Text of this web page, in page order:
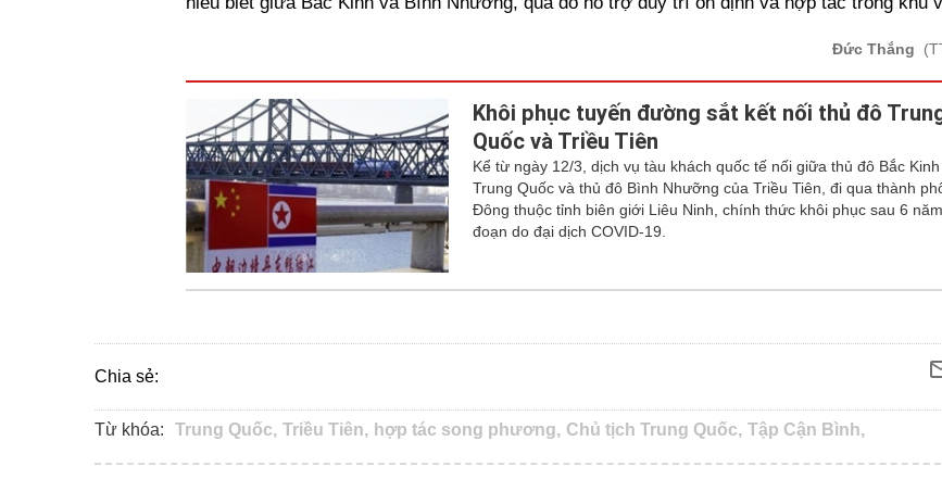
Đức Thắng
Khôi phục tuyến đường sắt kết nối thủ đô
Quốc và Triều Tiên
Kể từ ngày 12/3, dịch vụ tàu khách quốc tế nối giữa thủ đô Bắc Kinh
Trung Quốc và thủ đô Bình Nhưỡng của Triều Tiên, đi qua thành
Đông thuộc tỉnh biên giới Liêu Ninh, chính thức khôi phục sau 6
đoạn do đại dịch COVID-19.
Chia sẻ:
Từ khóa: Trung Quốc, Triều Tiên, hợp tác song phương, Chủ tịch Trung Quốc, Tập Cận Bình,